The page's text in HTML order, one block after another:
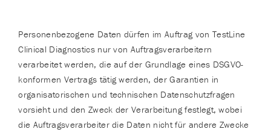
Personenbezogene Daten dürfen im Auftrag von TestLine
Clinical Diagnostics nur von Auftragsverarbeitern
verarbeitet werden, die auf der Grundlage eines DSGVO-
konformen Vertrags tätig werden, der Garantien in
organisatorischen und technischen Datenschutzfragen
vorsieht und den Zweck der Verarbeitung festlegt, wobei
die Auftragsverarbeiter die Daten nicht für andere Zwecke